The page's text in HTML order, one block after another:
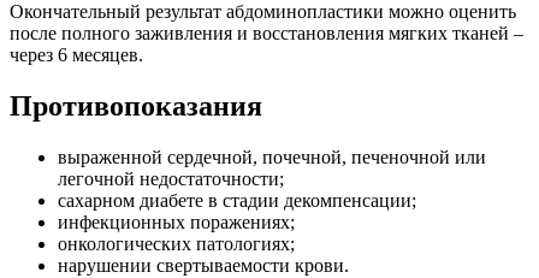
Окончательный результат абдоминопластики можно оценить
после полного заживления и восстановления мягких тканей –
через 6 месяцев.
Противопоказания
выраженной сердечной, почечной, печеночной или
легочной недостаточности;
сахарном диабете в стадии декомпенсации;
инфекционных поражениях;
онкологических патологиях;
нарушении свертываемости крови.